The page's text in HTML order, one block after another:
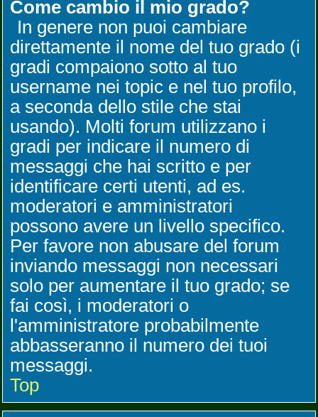
Come cambio il mio grado?
In genere non puoi cambiare
direttamente il nome del tuo grado (i
gradi compaiono sotto al tuo
username nei topic e nel tuo profilo,
a seconda dello stile che stai
usando). Molti forum utilizzano i
gradi per indicare il numero di
messaggi che hai scritto e per
identificare certi utenti, ad es.
moderatori e amministratori
possono avere un livello specifico.
Per favore non abusare del forum
inviando messaggi non necessari
solo per aumentare il tuo grado; se
fai così, i moderatori o
l'amministratore probabilmente
abbasseranno il numero dei tuoi
messaggi.
Top